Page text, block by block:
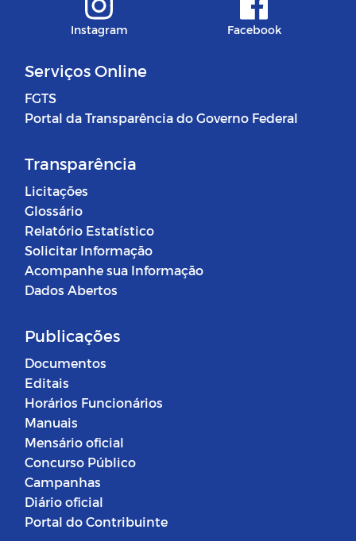
Instagram Facebook
Serviços Online
FGTS
Portal da Transparência do Governo Federal
Transparência
Licitações
Glossário
Relatório Estatístico
Solicitar Informação
Acompanhe sua Informação
Dados Abertos
Publicações
Documentos
Editais
Horários Funcionários
Manuais
Mensário oficial
Concurso Público
Campanhas
Diário oficial
Portal do Contribuinte